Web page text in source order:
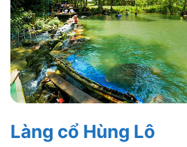
Làng cổ Hùng Lô